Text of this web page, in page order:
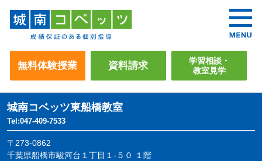
無料体験授業 資料請求
学習相談・
教室見学
城南コベッツ東船橋教室
Tel:047-409-7533
〒273-0862
千葉県船橋市駿河台１丁目１-５０ １階